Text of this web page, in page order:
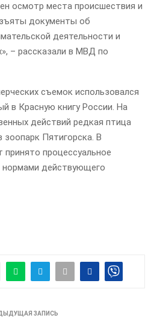
осмотр места происшествия и
документы об
деятельности и
– рассказали в МВД по
съемок использовался
в Красную книгу России. На
действий редкая птица
Пятигорска. В
процессуальное
нормами действующего
ЗАПИСЬ